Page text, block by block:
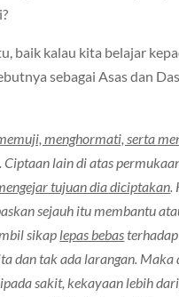
baik kalau kita belajar
sebagai Asas dan
menghormati, serta
lain di atas
tujuan dia diciptakan.
sejauh itu membantu
sikap lepas bebas
dan tak ada larangan.
sakit, kekayaan lebih